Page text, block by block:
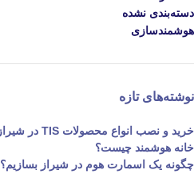
دسته‌بندی نشده
هوشمندسازی
نوشته‌های تازه
خرید و نصب انواع محصولات TIS در شیراز
خانه هوشمند چیست؟
چگونه یک اسمارت هوم در شیراز بسازیم؟